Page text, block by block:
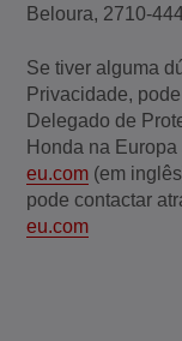
Beloura, 2710-
Se tiver alguma
Privacidade,
Delegado de
Honda na
eu.com (em
pode contactar
eu.com